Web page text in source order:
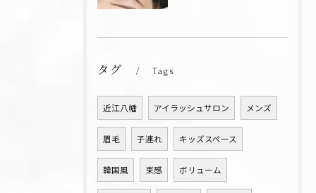
タグ Tags
近江八幡 アイラッシュサロン メンズ
眉毛 子連れ キッズスペース
韓国風 束感 ボリューム